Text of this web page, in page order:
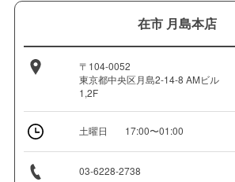
在市 月島本店
〒104-0052
東京都中央区月島2-14-8 AMビル
1,2F
土曜日 17:00〜01:00
03-6228-2738